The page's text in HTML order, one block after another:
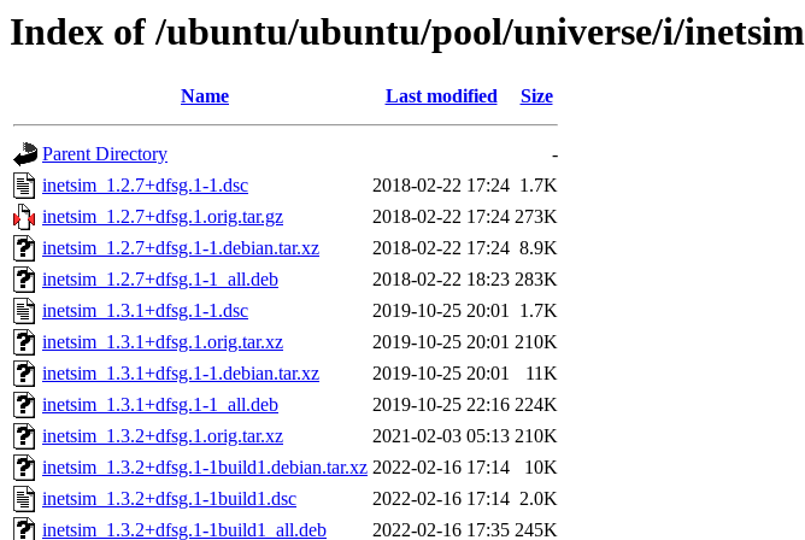
Index of /ubuntu/ubuntu/pool/universe/i/inetsim
Name Last modified Size
Parent Directory
-
inetsim_1.2.7+dfsg.1-1.dsc
2018-02-22 17:24 1.7K
inetsim_1.2.7+dfsg.1.orig.tar.gz
2018-02-22 17:24 273K
inetsim_1.2.7+dfsg.1-1.debian.tar.xz
2018-02-22 17:24 8.9K
inetsim_1.2.7+dfsg.1-1_all.deb
2018-02-22 18:23 283K
inetsim_1.3.1+dfsg.1-1.dsc
2019-10-25 20:01 1.7K
inetsim_1.3.1+dfsg.1.orig.tar.xz
2019-10-25 20:01 210K
inetsim_1.3.1+dfsg.1-1.debian.tar.xz
2019-10-25 20:01
11K
inetsim_1.3.1+dfsg.1-1_all.deb
2019-10-25 22:16 224K
inetsim_1.3.2+dfsg.1.orig.tar.xz
2021-02-03 05:13 210K
inetsim_1.3.2+dfsg.1-1build1.debian.tar.xz 2022-02-16 17:14
10K
inetsim_1.3.2+dfsg.1-1build1.dsc
2022-02-16 17:14 2.0K
inetsim_1.3.2+dfsg.1-1build1_all.deb
2022-02-16 17:35 245K